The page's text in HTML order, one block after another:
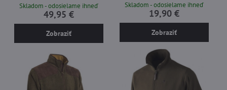
Skladom - odosielame ihneď
49,95 €
Zobraziť
Skladom - odosielame ihneď
19,90 €
Zobraziť